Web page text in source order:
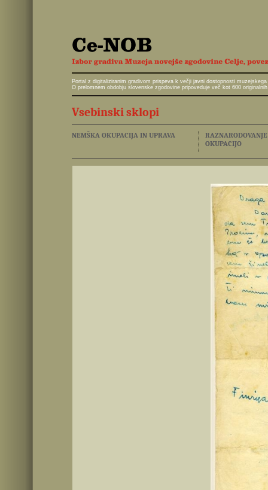
Portal z digitaliziranim gradivom prispeva k večji javni dostopnosti
O prelomnem obdobju slovenske zgodovine pripoveduje več kot 600
Vsebinski sklopi
NEMŠKA OKUPACIJA IN UPRAVA
OKUPACIJO